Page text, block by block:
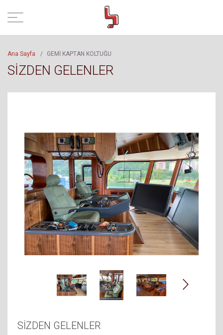
Ana Sayfa / GEMİ KAPTAN KOLTUĞU
SİZDEN GELENLER
SİZDEN GELENLER